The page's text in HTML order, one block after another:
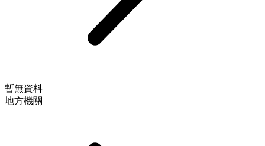
暫無資料
地方機關